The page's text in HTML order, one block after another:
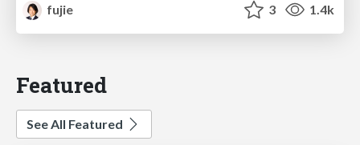
fujie
3 1.4k
Featured
See All Featured